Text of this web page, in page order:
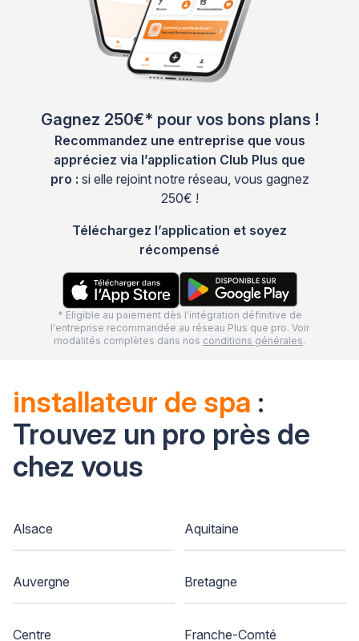
Gagnez 250€* pour vos bons plans !
Recommandez une entreprise que vous
appréciez via l’application Club Plus que
pro : si elle rejoint notre réseau, vous gagnez
250€ !
Téléchargez l’application et soyez
récompensé
* Eligible au paiement dès l'intégration définitive de
l'entreprise recommandée au réseau Plus que pro. Voir
modalités complètes dans nos conditions générales.
installateur de spa :
Trouvez un pro près de
chez vous
Alsace Aquitaine
Auvergne Bretagne
Centre Franche-Comté